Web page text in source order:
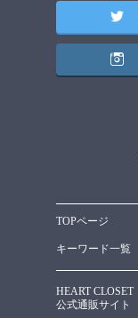
TOPページ
キーワード一覧
HEART CLOSET
公式通販サイト